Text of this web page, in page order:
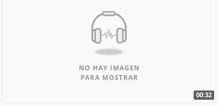
00:32